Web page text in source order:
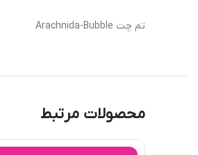
تم چت Arachnida-Bubble
محصولات مرتبط